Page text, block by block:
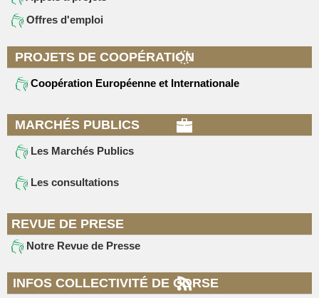
Offres d'emploi
PROJETS DE COOPÉRATION
Coopération Européenne et Internationale
MARCHÉS PUBLICS
Les Marchés Publics
Les consultations
REVUE DE PRESE
Notre Revue de Presse
INFOS COLLECTIVITÉ DE CORSE